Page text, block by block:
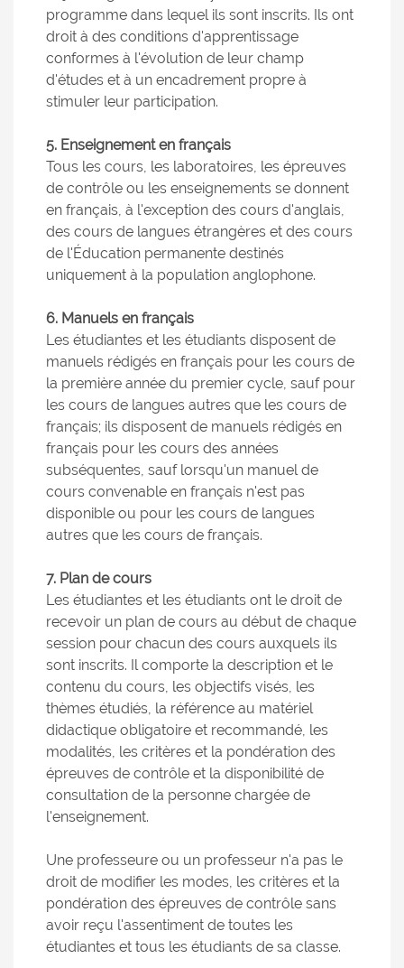
programme dans lequel ils sont inscrits. Ils ont
droit à des conditions d'apprentissage
conformes à l'évolution de leur champ
d'études et à un encadrement propre à
stimuler leur participation.
5. Enseignement en français
Tous les cours, les laboratoires, les épreuves
de contrôle ou les enseignements se donnent
en français, à l'exception des cours d'anglais,
des cours de langues étrangères et des cours
de l'Éducation permanente destinés
uniquement à la population anglophone.
6. Manuels en français
Les étudiantes et les étudiants disposent de
manuels rédigés en français pour les cours de
la première année du premier cycle, sauf pour
les cours de langues autres que les cours de
français; ils disposent de manuels rédigés en
français pour les cours des années
subséquentes, sauf lorsqu'un manuel de
cours convenable en français n'est pas
disponible ou pour les cours de langues
autres que les cours de français.
7. Plan de cours
Les étudiantes et les étudiants ont le droit de
recevoir un plan de cours au début de chaque
session pour chacun des cours auxquels ils
sont inscrits. Il comporte la description et le
contenu du cours, les objectifs visés, les
thèmes étudiés, la référence au matériel
didactique obligatoire et recommandé, les
modalités, les critères et la pondération des
épreuves de contrôle et la disponibilité de
consultation de la personne chargée de
l'enseignement.
Une professeure ou un professeur n'a pas le
droit de modifier les modes, les critères et la
pondération des épreuves de contrôle sans
avoir reçu l'assentiment de toutes les
étudiantes et tous les étudiants de sa classe.